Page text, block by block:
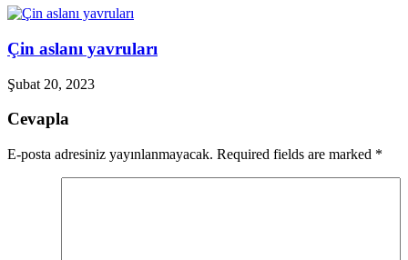
Çin aslanı yavruları
Şubat 20, 2023
Cevapla
E-posta adresiniz yayınlanmayacak. Required fields are marked *